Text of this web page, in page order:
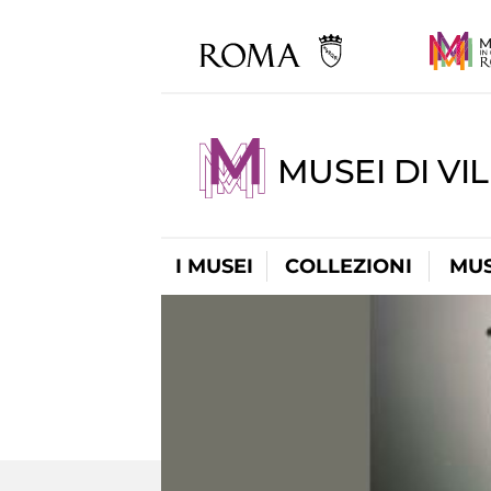
MUSEI DI
I MUSEI COLLEZIONI